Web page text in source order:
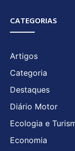
CATEGORIAS
Artigos
Categoria
Destaques
Diário Motor
Ecologia e
Economia